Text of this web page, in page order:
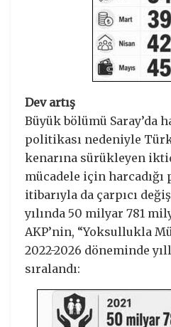
Dev artış
Büyük bölümü Saray’da
politikası nedeniyle
kenarına sürükleyen
mücadele için harcadığı
itibarıyla da çarpıcı
yılında 50 milyar 781
AKP’nin, “Yoksullukla
2022-2026 döneminde
sıralandı: